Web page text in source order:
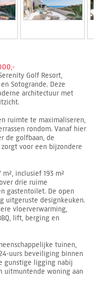
Golf Resort,
Sotogrande. Deze
architectuur met
ruimte te maximaliseren,
rondom. Vanaf hier
de golfbaan, de
voor een bijzondere
inclusief 193 m²
drie ruime
gastentoilet. De open
uitgeruste designkeuken.
vloerverwarming,
lift, berging en
tuinen,
uurs beveiliging binnen
gunstige ligging nabij
uitmuntende woning aan